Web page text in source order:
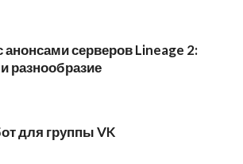
анонсами серверов Lineage 2:
разнообразие
для группы VK